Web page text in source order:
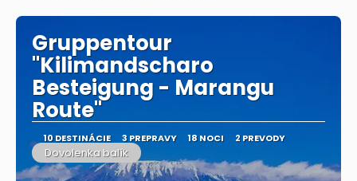
Gruppentour
"Kilimandscharo
Besteigung - Marangu
Route"
10 DESTINÁCIE 3 PREPRAVY 18 NOCI 2 PREVODY
Dovolenka balík